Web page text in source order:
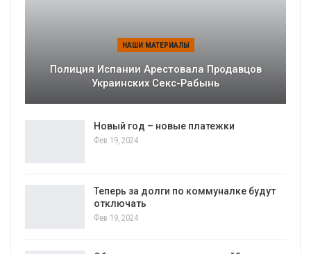
НАШИ МАТЕРИАЛЫ
Полиция Испании Арестовала Продавцов
Украинских Секс-Рабынь
Новый год – новые платежки
Фев 19, 2024
Теперь за долги по коммуналке будут
отключать
Фев 19, 2024